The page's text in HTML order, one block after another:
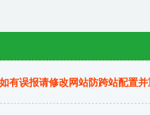
有误报请修改网站防跨站配置